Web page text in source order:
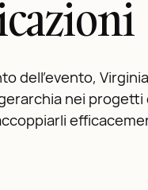
dell’evento,
nei